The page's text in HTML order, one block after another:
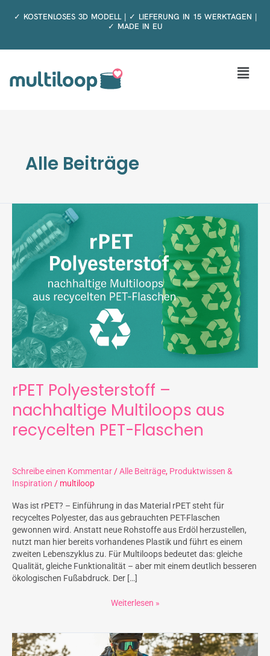
Inhalt✓ KOSTENLOSES 3D MODELL | ✓ LIEFERUNG IN 15 WERKTAGEN |
✓ MADE IN EU
Menü
Alle Beiträge
rPET Polyesterstoff –
nachhaltige Multiloops aus
recycelten PET-Flaschen
Schreibe einen Kommentar /Alle Beiträge, Produktwissen &
Inspiration / multiloop
Was ist rPET? – Einführung in das Material rPET steht für
recyceltes Polyester, das aus gebrauchten PET-Flaschen
gewonnen wird. Anstatt neue Rohstoffe aus Erdöl herzustellen,
nutzt man hier bereits vorhandenes Plastik und führt es einem
zweiten Lebenszyklus zu. Für Multiloops bedeutet das: gleiche
Qualität, gleiche Funktionalität – aber mit einem deutlich besseren
ökologischen Fußabdruck. Der […]
–
nachhaltige
Multiloops
aus
recycelten
PET-
Weiterlesen »
Schlauchschal
beim